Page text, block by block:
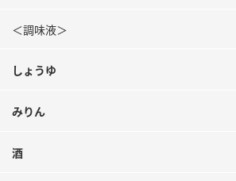
業務用サイト
＜調味液＞
しょうゆ
みりん
酒